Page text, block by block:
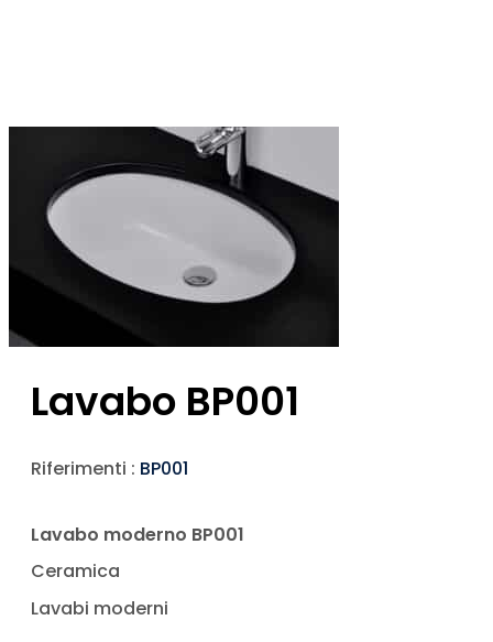
Lavabo BP001
Riferimenti : BP001
Lavabo moderno BP001
Ceramica
Lavabi moderni